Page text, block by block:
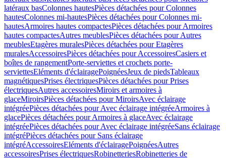
latéraux basColonnes hautesPièces détachées pour Colonnes
hautesColonnes mi-hautesPièces détachées pour Colonnes mi-
hautesArmoires hautes compactesPièces détachées pour Armoires
hautes compactesAutres meublesPièces détachées pour Autres
meublesEtagères muralesPièces détachées pour Etagères
muralesAccessoiresPièces détachées pour AccessoiresCasiers et
boîtes de rangementPorte-serviettes et crochets porte-
serviettesEléments d'éclairagePoignéesJeux de piedsTableaux
magnétiquesPrises électriquesPièces détachées pour Prises
électriquesAutres accessoiresMiroirs et armoires à
glaceMiroirsPièces détachées pour MiroirsAvec éclairage
intégréePièces détachées pour Avec éclairage intégréeArmoires à
glacePièces détachées pour Armoires à glaceAvec éclairage
intégréePièces détachées pour Avec éclairage intégréeSans éclairage
intégréPièces détachées pour Sans éclairage
intégréAccessoiresEléments d'éclairagePoignéesAutres
accessoiresPrises électriquesRobinetteriesRobinetteries de